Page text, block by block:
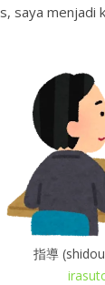
saya menjadi
指導